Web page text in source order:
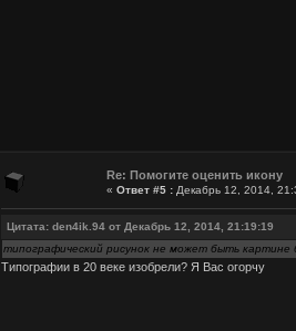
Re: Помогите оценить икону
« Ответ #5 : Декабрь 12, 2014,
Цитата: den4ik.94 от Декабрь 12, 2014, 21:19:19
типографический рисунок не может быть
Типографии в 20 веке изобрели? Я Вас огорчу